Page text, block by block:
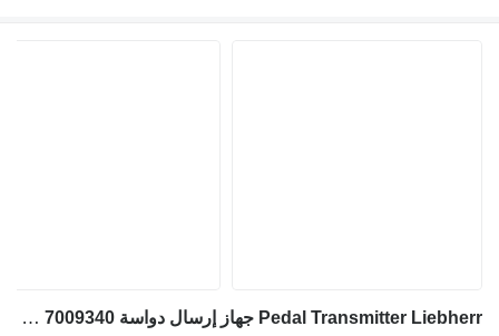
Pedal Transmitter Liebherr جهاز إرسال دواسة 7009340 لـ حفارة Liebherr R922 / R924 / R934 / R926